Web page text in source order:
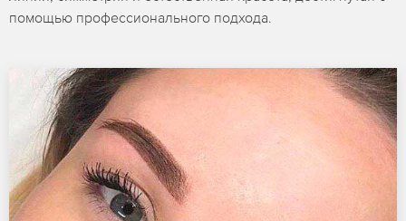
помощью профессионального подхода.